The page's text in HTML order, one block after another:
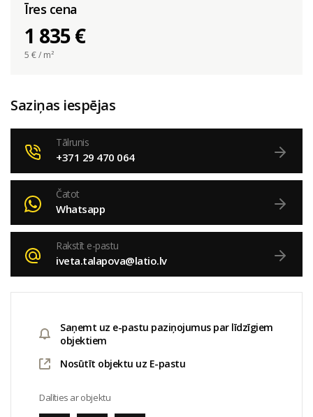
Īres cena
1 835 €
5 € / m²
Saziņas iespējas
Tālrunis
+371 29 470 064
Čatot
Whatsapp
Rakstīt e-pastu
iveta.talapova@latio.lv
Saņemt uz e-pastu paziņojumus par līdzīgiem
objektiem
Nosūtīt objektu uz E-pastu
Dalīties ar objektu